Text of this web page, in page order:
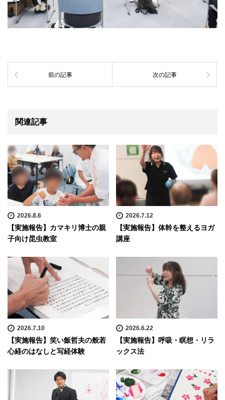
前の記事 次の記事
関連記事
2026.8.6
【実施報告】カマキリ博士の親
子向け昆虫教室
2026.7.12
【実施報告】体幹を整えるヨガ
講座
2026.7.10
【実施報告】笑い飯哲夫の般若
心経のはなしと写経体験
2026.6.22
【実施報告】呼吸・瞑想・リラ
ックス法